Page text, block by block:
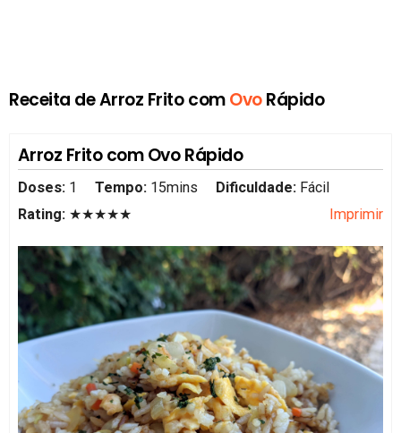
Receita de Arroz Frito comOvoRápido
Arroz Frito com Ovo Rápido
Doses: 1 Tempo: 15mins Dificuldade: Fácil
Rating: ★★★★★ Imprimir